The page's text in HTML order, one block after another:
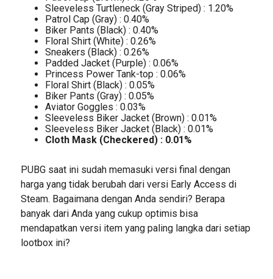
Sleeveless Turtleneck (Gray Striped) : 1.20%
Patrol Cap (Gray) : 0.40%
Biker Pants (Black) : 0.40%
Floral Shirt (White) : 0.26%
Sneakers (Black) : 0.26%
Padded Jacket (Purple) : 0.06%
Princess Power Tank-top : 0.06%
Floral Shirt (Black) : 0.05%
Biker Pants (Gray) : 0.05%
Aviator Goggles : 0.03%
Sleeveless Biker Jacket (Brown) : 0.01%
Sleeveless Biker Jacket (Black) : 0.01%
Cloth Mask (Checkered) : 0.01%
PUBG saat ini sudah memasuki versi final dengan
harga yang tidak berubah dari versi Early Access di
Steam. Bagaimana dengan Anda sendiri? Berapa
banyak dari Anda yang cukup optimis bisa
mendapatkan versi item yang paling langka dari setiap
lootbox ini?